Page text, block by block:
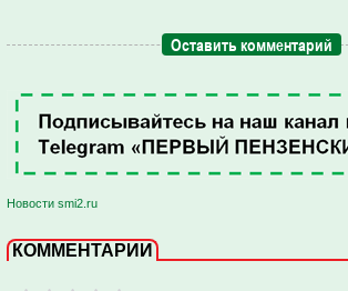
Оставить комментарий
Новости smi2.ru
КОММЕНТАРИИ